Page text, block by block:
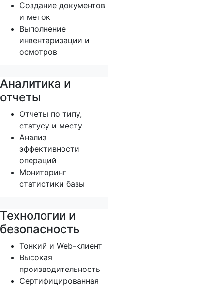
Создание документов
и меток
Выполнение
инвентаризации и
осмотров
Аналитика и
отчеты
Отчеты по типу,
статусу и месту
Анализ
эффективности
операций
Мониторинг
статистики базы
Технологии и
безопасность
Тонкий и Web-клиент
Высокая
производительность
Сертифицированная